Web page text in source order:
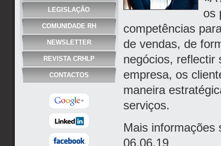
LEGISLAÇÃO
COMUNIDADE RH
NEWSLETTER
REVISTA CRHLP
CONTACTOS
os
competências
de vendas, de
negócios, reflectir
empresa, os
maneira
serviços.
Mais
06.06.19